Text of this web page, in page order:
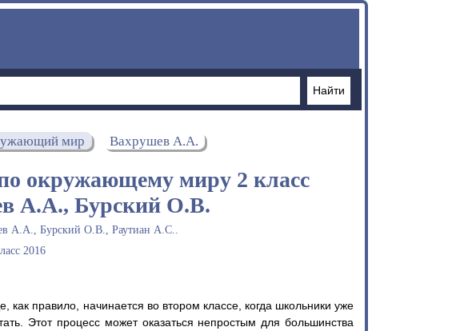
мир Вахрушев А.А.
окружающему миру 2 класс
А.А., Бурский О.В.
А.А., Бурский О.В., Раутиан А.С..
2016
как правило, начинается во втором классе, когда школьники уже
Этот процесс может оказаться непростым для большинства